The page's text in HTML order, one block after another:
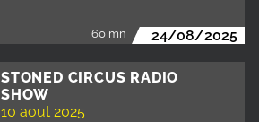
60 mn 24/08/2025
STONED CIRCUS RADIO
SHOW
10 aout 2025